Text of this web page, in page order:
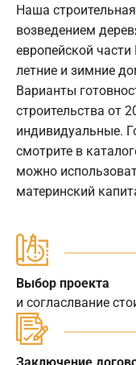
Наша
возведением
европейской
летние и зимние
Варианты
строительства от
индивидуальные.
смотрите в
можно
материнский
Выбор проекта
и согласлвание
Заключение